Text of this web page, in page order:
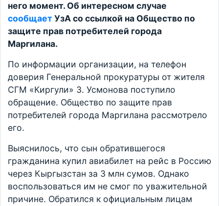
него момент. Об интересном случае
сообщаетУзА со ссылкой на Общество по
защите прав потребителей города
Маргилана.
По информации организации, на телефон
доверия Генеральной прокуратуры от жителя
СГМ «Киргули» З. Усмонова поступило
обращение. Общество по защите прав
потребителей города Маргилана рассмотрело
его.
Выяснилось, что сын обратившегося
гражданина купил авиабилет на рейс в Россию
через Кыргызстан за 3 млн сумов. Однако
воспользоваться им не смог по уважительной
причине. Обратился к официальным лицам